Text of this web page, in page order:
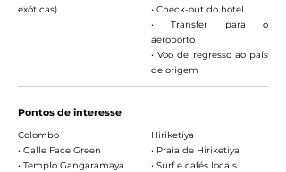
exóticas)
• Check-out do hotel
• Transfer para o
aeroporto
• Voo de regresso ao país
de origem
Pontos de interesse
Colombo
• Galle Face Green
• Templo Gangaramaya
Hiriketiya
• Praia de Hiriketiya
• Surf e cafés locais